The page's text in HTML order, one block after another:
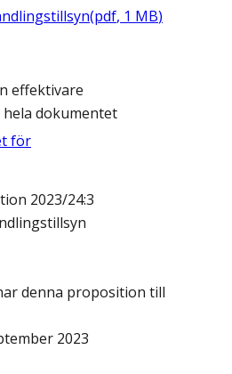
(pdf, 1 MB)
effektivare
hela dokumentet
för
2023/24:3
denna proposition till
2023